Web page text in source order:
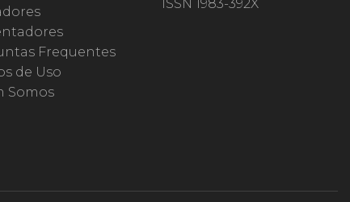
Frequentes
de Uso
Somos
ISSN 1983-392X